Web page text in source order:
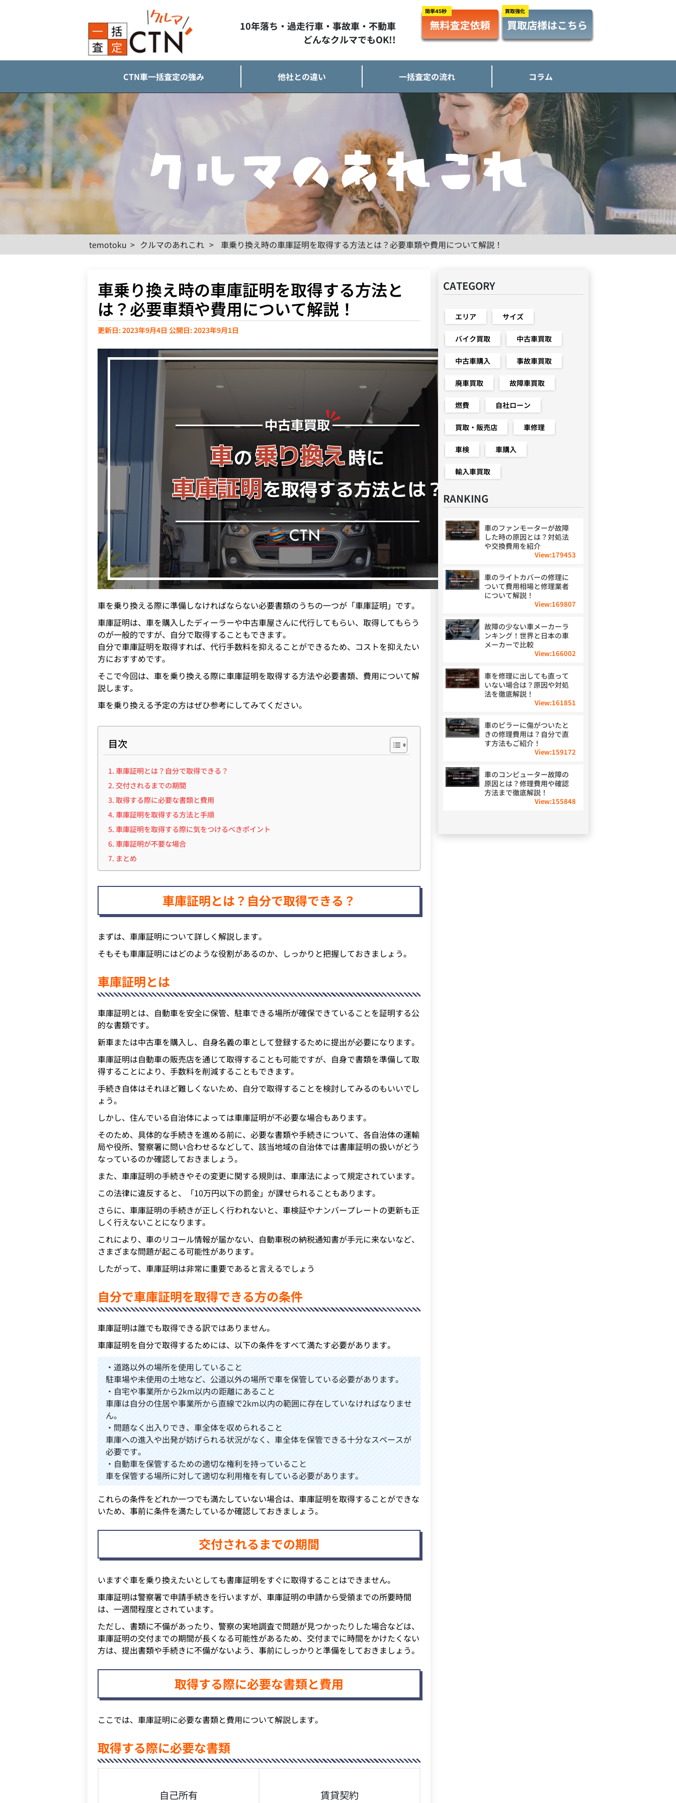
10年落ち・過走行車・事故車・不動車
どんなクルマでもOK!!
CTN車一括査定の強み 他社との違い 一括査定の流れ コラム
temotoku > クルマのあれこれ > 車乗り換え時の車庫証明を取得する方法とは？必要車類や費用について解説！
車乗り換え時の車庫証明を取得する方法と
は？必要車類や費用について解説！
更新日: 2023年9月4日 公開日: 2023年9月1日
車を乗り換える際に準備しなければならない必要書類のうちの一つが「車庫証明」です。
車庫証明は、車を購入したディーラーや中古車屋さんに代行してもらい、取得してもらう
のが一般的ですが、自分で取得することもできます。
自分で車庫証明を取得すれば、代行手数料を抑えることができるため、コストを抑えたい
方におすすめです。
そこで今回は、車を乗り換える際に車庫証明を取得する方法や必要書類、費用について解
説します。
車を乗り換える予定の方はぜひ参考にしてみてください。
目次
車庫証明とは？自分で取得できる？
交付されるまでの期間
取得する際に必要な書類と費用
車庫証明を取得する方法と手順
車庫証明を取得する際に気をつけるべきポイント
車庫証明が不要な場合
まとめ
車庫証明とは？自分で取得できる？
まずは、車庫証明について詳しく解説します。
そもそも車庫証明にはどのような役割があるのか、しっかりと把握しておきましょう。
車庫証明とは
車庫証明とは、自動車を安全に保管、駐車できる場所が確保できていることを証明する公
的な書類です。
新車または中古車を購入し、自身名義の車として登録するために提出が必要になります。
車庫証明は自動車の販売店を通じて取得することも可能ですが、自身で書類を準備して取
得することにより、手数料を削減することもできます。
手続き自体はそれほど難しくないため、自分で取得することを検討してみるのもいいでし
ょう。
しかし、住んでいる自治体によっては車庫証明が不必要な場合もあります。
そのため、具体的な手続きを進める前に、必要な書類や手続きについて、各自治体の運輸
局や役所、警察署に問い合わせるなどして、該当地域の自治体では書庫証明の扱いがどう
なっているのか確認しておきましょう。
また、車庫証明の手続きやその変更に関する規則は、車庫法によって規定されています。
この法律に違反すると、「10万円以下の罰金」が課せられることもあります。
さらに、車庫証明の手続きが正しく行われないと、車検証やナンバープレートの更新も正
しく行えないことになります。
これにより、車のリコール情報が届かない、自動車税の納税通知書が手元に来ないなど、
さまざまな問題が起こる可能性があります。
したがって、車庫証明は非常に重要であると言えるでしょう
自分で車庫証明を取得できる方の条件
車庫証明は誰でも取得できる訳ではありません。
車庫証明を自分で取得するためには、以下の条件をすべて満たす必要があります。
・道路以外の場所を使用していること
駐車場や未使用の土地など、公道以外の場所で車を保管している必要があります。
・自宅や事業所から2km以内の距離にあること
車庫は自分の住居や事業所から直線で2km以内の範囲に存在していなければなりませ
ん。
・問題なく出入りでき、車全体を収められること
車庫への進入や出発が妨げられる状況がなく、車全体を保管できる十分なスペースが
必要です。
・自動車を保管するための適切な権利を持っていること
車を保管する場所に対して適切な利用権を有している必要があります。
これらの条件をどれか一つでも満たしていない場合は、車庫証明を取得することができな
いため、事前に条件を満たしているか確認しておきましょう。
交付されるまでの期間
いますぐ車を乗り換えたいとしても書庫証明をすぐに取得することはできません。
車庫証明は警察署で申請手続きを行いますが、車庫証明の申請から受領までの所要時間
は、一週間程度とされています。
ただし、書類に不備があったり、警察の実地調査で問題が見つかったりした場合などは、
車庫証明の交付までの期間が長くなる可能性があるため、交付までに時間をかけたくない
方は、提出書類や手続きに不備がないよう、事前にしっかりと準備をしておきましょう。
取得する際に必要な書類と費用
ここでは、車庫証明に必要な書類と費用について解説します。
取得する際に必要な書類
自己所有 賃貸契約
CATEGORY
エリア サイズ
バイク買取 中古車買取
中古車購入 事故車買取
廃車買取 故障車買取
燃費 自社ローン
買取・販売店 車修理
車検 車購入
輸入車買取
RANKING
車のファンモーターが故障
した時の原因とは？対処法
や交換費用を紹介
View:179453
車のライトカバーの修理に
ついて費用相場と修理業者
について解説！
View:169807
故障の少ない車メーカーラ
ンキング！世界と日本の車
メーカーで比較
View:166002
車を修理に出しても直って
いない場合は？原因や対処
法を徹底解説！
View:161851
車のピラーに傷がついたと
きの修理費用は？自分で直
す方法もご紹介！
View:159172
車のコンピューター故障の
原因とは？修理費用や確認
方法まで徹底解説！
View:155848